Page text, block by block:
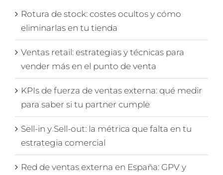
Rotura de stock: costes ocultos y cómo
eliminarlas en tu tienda
Ventas retail: estrategias y técnicas para
vender más en el punto de venta
KPIs de fuerza de ventas externa: qué medir
para saber si tu partner cumple
Sell-in y Sell-out: la métrica que falta en tu
estrategia comercial
Red de ventas externa en España: GPV y